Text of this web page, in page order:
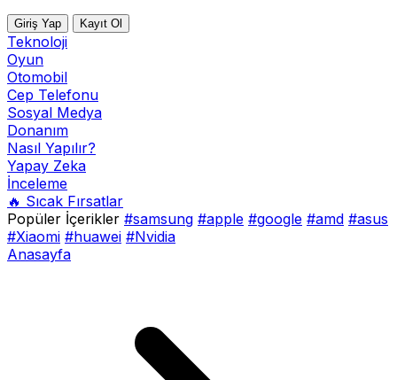
Giriş Yap Kayıt Ol
Teknoloji
Oyun
Otomobil
Cep Telefonu
Sosyal Medya
Donanım
Nasıl Yapılır?
Yapay Zeka
İnceleme
🔥 Sıcak Fırsatlar
Popüler İçerikler #samsung #apple #google #amd #asus
#Xiaomi #huawei #Nvidia
Anasayfa